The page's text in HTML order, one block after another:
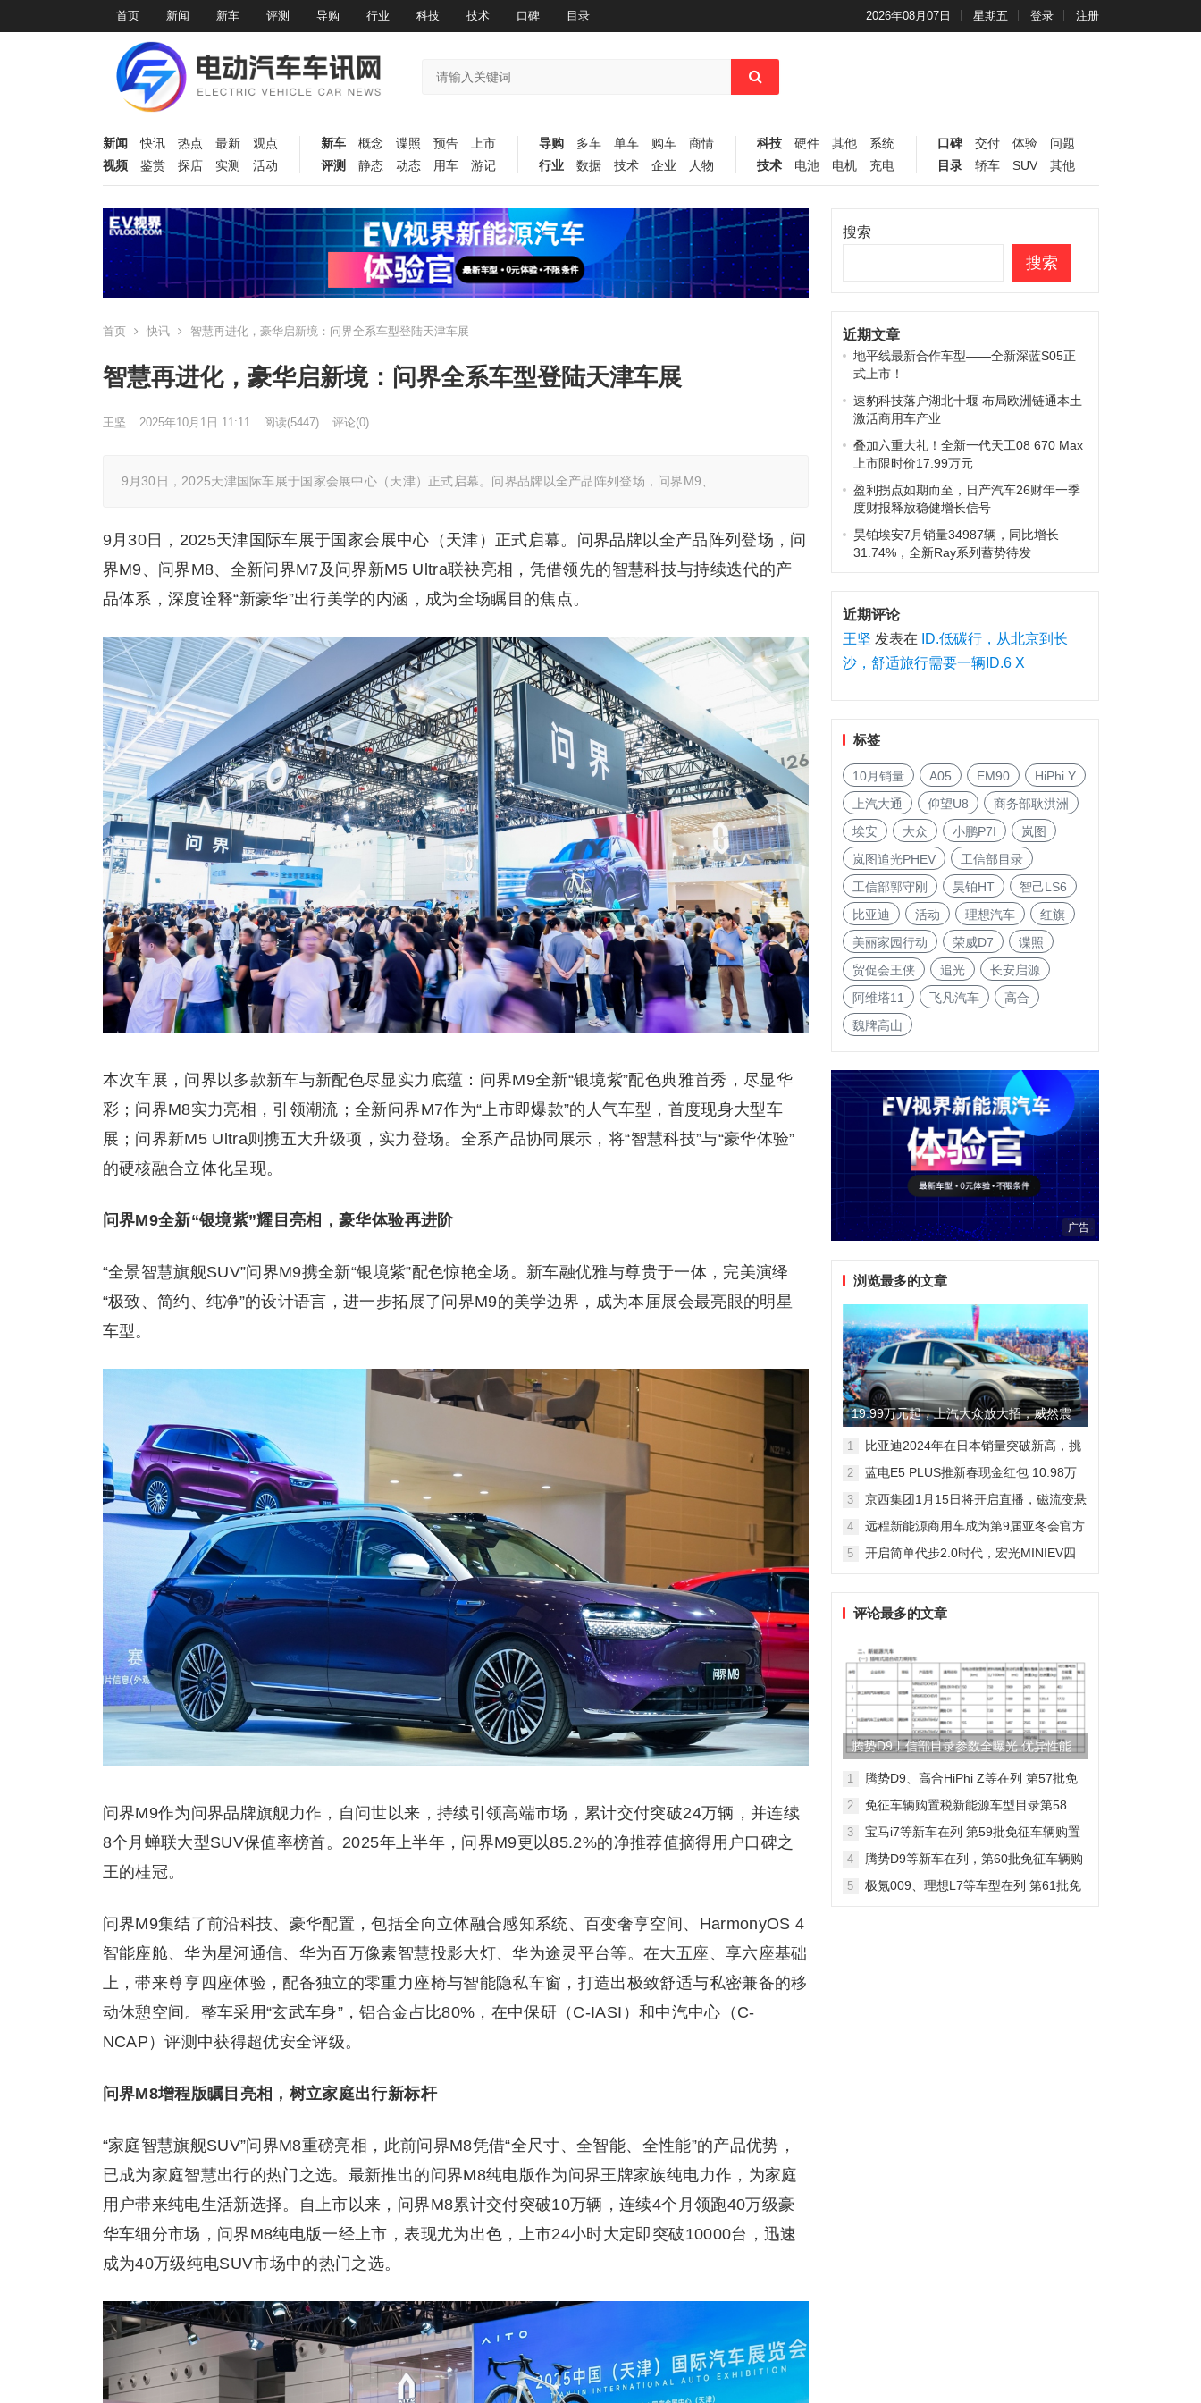
首页 新闻 新车 评测 导购 行业 科技 技术 口碑 目录 2026年08月07日 星期五 登录 注册
新闻 快讯 热点 最新
观点
视频
鉴赏 探店 实测 活动
新车 概念 谍照 预告
上市
评测
静态 动态 用车 游记
导购 多车 单车 购车
商情
行业
数据 技术 企业 人物
科技 硬件 其他
系统
技术
电池 电机 充电
口碑 交付 体验
问题
目录
轿车 SUV 其他
首页 快讯 智慧再进化，豪华启新境：问界全系车型登陆天津车展
智慧再进化，豪华启新境：问界全系车型登陆天津车展
王坚 2025年10月1日 11:11 阅读(5447) 评论(0)
9月30日，2025天津国际车展于国家会展中心（天津）正式启幕。问界品牌以全产品阵列登场，问界M9、
9月30日，2025天津国际车展于国家会展中心（天津）正式启幕。问界品牌以全产品阵列登场，问
界M9、问界M8、全新问界M7及问界新M5 Ultra联袂亮相，凭借领先的智慧科技与持续迭代的产
品体系，深度诠释“新豪华”出行美学的内涵，成为全场瞩目的焦点。
本次车展，问界以多款新车与新配色尽显实力底蕴：问界M9全新“银境紫”配色典雅首秀，尽显华
彩；问界M8实力亮相，引领潮流；全新问界M7作为“上市即爆款”的人气车型，首度现身大型车
展；问界新M5 Ultra则携五大升级项，实力登场。全系产品协同展示，将“智慧科技”与“豪华体验”
的硬核融合立体化呈现。
问界M9全新“银境紫”耀目亮相，豪华体验再进阶
“全景智慧旗舰SUV”问界M9携全新“银境紫”配色惊艳全场。新车融优雅与尊贵于一体，完美演绎
“极致、简约、纯净”的设计语言，进一步拓展了问界M9的美学边界，成为本届展会最亮眼的明星
车型。
问界M9作为问界品牌旗舰力作，自问世以来，持续引领高端市场，累计交付突破24万辆，并连续
8个月蝉联大型SUV保值率榜首。2025年上半年，问界M9更以85.2%的净推荐值摘得用户口碑之
王的桂冠。
问界M9集结了前沿科技、豪华配置，包括全向立体融合感知系统、百变奢享空间、HarmonyOS 4
智能座舱、华为星河通信、华为百万像素智慧投影大灯、华为途灵平台等。在大五座、享六座基础
上，带来尊享四座体验，配备独立的零重力座椅与智能隐私车窗，打造出极致舒适与私密兼备的移
动休憩空间。整车采用“玄武车身”，铝合金占比80%，在中保研（C-IASI）和中汽中心（C-
NCAP）评测中获得超优安全评级。
问界M8增程版瞩目亮相，树立家庭出行新标杆
“家庭智慧旗舰SUV”问界M8重磅亮相，此前问界M8凭借“全尺寸、全智能、全性能”的产品优势，
已成为家庭智慧出行的热门之选。最新推出的问界M8纯电版作为问界王牌家族纯电力作，为家庭
用户带来纯电生活新选择。自上市以来，问界M8累计交付突破10万辆，连续4个月领跑40万级豪
华车细分市场，问界M8纯电版一经上市，表现尤为出色，上市24小时大定即突破10000台，迅速
成为40万级纯电SUV市场中的热门之选。
搜索
搜索
近期文章
地平线最新合作车型——全新深蓝S05正
式上市！
速豹科技落户湖北十堰 布局欧洲链通本土
激活商用车产业
叠加六重大礼！全新一代天工08 670 Max
上市限时价17.99万元
盈利拐点如期而至，日产汽车26财年一季
度财报释放稳健增长信号
昊铂埃安7月销量34987辆，同比增长
31.74%，全新Ray系列蓄势待发
近期评论
王坚 发表在
ID.低碳行，从北京到长
沙，舒适旅行需要一辆ID.6 X
标签
10月销量 A05 EM90
HiPhi Y
上汽大通
仰望U8
商务部耿洪洲
埃安
大众 小鹏P7I
岚图
岚图追光PHEV
工信部目录
工信部郭守刚
昊铂HT
智己LS6
比亚迪
活动 理想汽车
红旗
美丽家园行动
荣威D7
谍照
贸促会王侠
追光
长安启源
阿维塔11
飞凡汽车
高合
魏牌高山
广告
浏览最多的文章
19.99万元起，上汽大众放大招，威然震
撼全场
1
比亚迪2024年在日本销量突破新高，挑
2
蓝电E5 PLUS推新春现金红包 10.98万
3
京西集团1月15日将开启直播，磁流变悬
4
远程新能源商用车成为第9届亚冬会官方
线
5
开启简单代步2.0时代，宏光MINIEV四
评论最多的文章
腾势D9工信部目录参数全曝光 优异性能
得以印证
1
腾势D9、高合HiPhi Z等在列 第57批免
2
免征车辆购置税新能源车型目录第58
3
宝马i7等新车在列 第59批免征车辆购置
4
腾势D9等新车在列，第60批免征车辆购
5
极氪009、理想L7等车型在列 第61批免